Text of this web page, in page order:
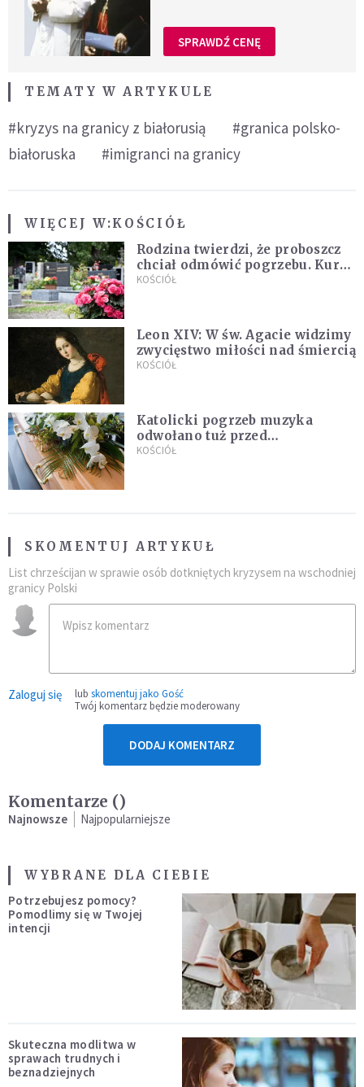
SPRAWDŹ CENĘ
TEMATY W ARTYKULE
#kryzys na granicy z białorusią
#granica polsko-
białoruska
#imigranci na granicy
WIĘCEJ W:KOŚCIÓŁ
Rodzina twierdzi, że proboszcz
chciał odmówić pogrzebu. Kuria
zapowiada wyjaśnienia
KOŚCIÓŁ
Leon XIV: W św. Agacie widzimy
zwycięstwo miłości nad śmiercią
KOŚCIÓŁ
Katolicki pogrzeb muzyka
odwołano tuż przed
uroczystością. Powodem była
KOŚCIÓŁ
SKOMENTUJ ARTYKUŁ
List chrześcijan w sprawie osób dotkniętych kryzysem na wschodniej
granicy Polski
Zaloguj się lub skomentuj jako Gość
Twój komentarz będzie moderowany
DODAJ KOMENTARZ
Komentarze ()
Najnowsze Najpopularniejsze
WYBRANE DLA CIEBIE
Potrzebujesz pomocy?
Pomodlimy się w Twojej
intencji
Skuteczna modlitwa w
sprawach trudnych i
beznadziejnych